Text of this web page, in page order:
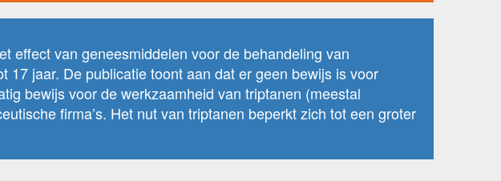
effect van geneesmiddelen voor de behandeling van
jaar. De publicatie toont aan dat er geen bewijs is voor
bewijs voor de werkzaamheid van triptanen (meestal
firma’s. Het nut van triptanen beperkt zich tot een groter